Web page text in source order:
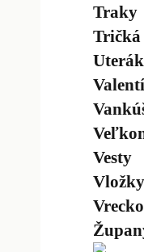
Traky
Tričká
Vesty